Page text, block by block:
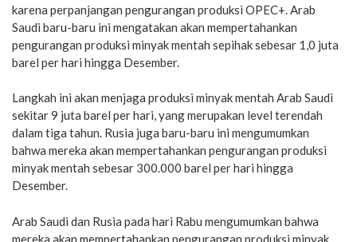
karena perpanjangan pengurangan produksi OPEC+. Arab
Saudi baru-baru ini mengatakan akan mempertahankan
pengurangan produksi minyak mentah sepihak sebesar 1,0 juta
barel per hari hingga Desember.
Langkah ini akan menjaga produksi minyak mentah Arab Saudi
sekitar 9 juta barel per hari, yang merupakan level terendah
dalam tiga tahun. Rusia juga baru-baru ini mengumumkan
bahwa mereka akan mempertahankan pengurangan produksi
minyak mentah sebesar 300.000 barel per hari hingga
Desember.
Arab Saudi dan Rusia pada hari Rabu mengumumkan bahwa
mereka akan mempertahankan pengurangan produksi minyak